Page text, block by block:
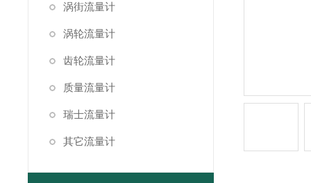
涡街流量计
涡轮流量计
齿轮流量计
质量流量计
瑞士流量计
其它流量计